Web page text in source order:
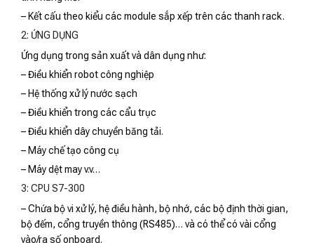
– Kết cấu theo kiểu các module sắp xếp trên các thanh rack.
2: ỨNG DỤNG
Ứng dụng trong sản xuất và dân dụng như:
– Điều khiển robot công nghiệp
– Hệ thống xử lý nước sạch
– Điều khiển trong các cẩu trục
– Điều khiển dây chuyền băng tải.
– Máy chế tạo công cụ
– Máy dệt may v.v…
3: CPU S7-300
– Chứa bộ vi xử lý, hệ điều hành, bộ nhớ, các bộ định thời gian,
bộ đếm, cổng truyền thông (RS485)… và có thể có vài cổng
vào/ra số onboard.